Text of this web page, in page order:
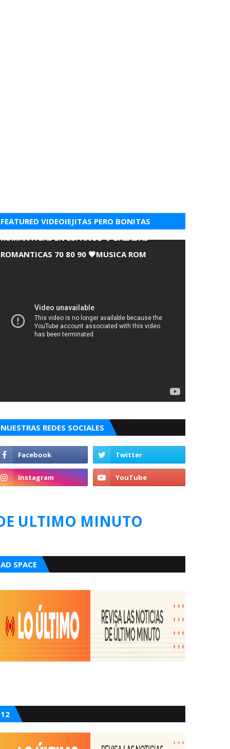
FEATURED VIDEOIEJITAS PERO BONITAS
ROMANTICAS EN ESPANOL 💘 BALADAS
ROMANTICAS 70 80 90 💗MUSICA ROM
NUESTRAS REDES SOCIALES
ULTIMO MINUTO
AD SPACE
12